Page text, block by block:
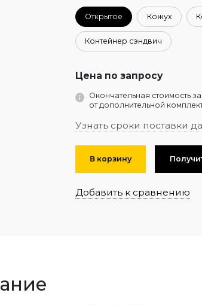
Открытое Кожух
Контейнер сэндвич
Цена по запросу
Окончательная стоимость
от дополнительной
Узнать сроки поставки
В корзину
Добавить к сравнению